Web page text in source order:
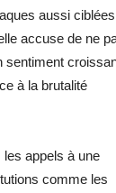
aussi
accuse de ne
sentiment
à la brutalité
les appels à une
comme les